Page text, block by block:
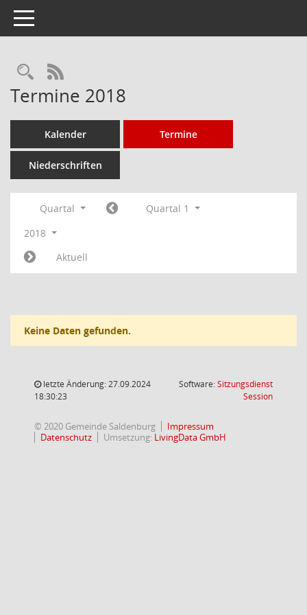
Toggle navigation
Rechercheauswahl
RSS-Feed
Termine 2018
Kalender Termine
Niederschriften
Quartal
Quartal 1
2018
Aktuell
Keine Daten gefunden.
letzte Änderung: 27.09.2024
18:30:23
Software:Sitzungsdienst
Session(Wird in
© 2020 Gemeinde Saldenburg
Impressum
Datenschutz
Umsetzung: LivingData GmbH